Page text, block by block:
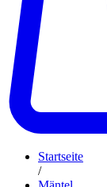
Startseite
/